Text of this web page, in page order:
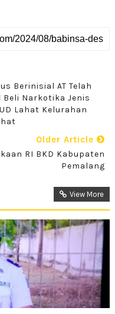
Berinisial AT Telah
Narkotika Jenis
Lahat Kelurahan
Older Article
RI BKD Kabupaten
Pemalang
View More